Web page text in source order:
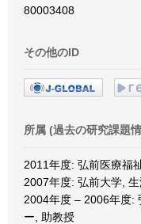
80003408
その他のID
所属 (過去の研究課題
2011年度: 弘前医療福
2007年度: 弘前大学,
2004年度 – 2006年度:
ー, 助教授